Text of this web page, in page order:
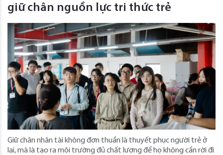
giữ chân nguồn lực tri thức trẻ
Giữ chân nhân tài không đơn thuần là thuyết phục người trẻ ở
lại, mà là tạo ra môi trường đủ chất lượng để họ không cần rời đi